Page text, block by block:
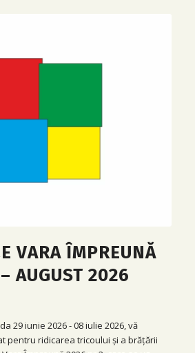
VARA ÎMPREUNĂ
AUGUST 2026
29 iunie 2026 - 08 iulie 2026, vă
pentru ridicarea tricoului și a brățării